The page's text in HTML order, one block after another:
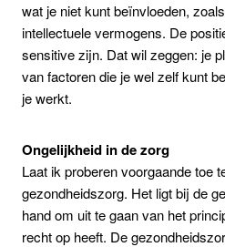
wat je niet kunt beïnvloeden,
intellectuele vermogens. De
sensitive zijn. Dat wil zeggen: je
van factoren die je wel zelf kunt
je werkt.
Ongelijkheid in de zorg
Laat ik proberen voorgaande toe
gezondheidszorg. Het ligt bij de
hand om uit te gaan van het
recht op heeft. De